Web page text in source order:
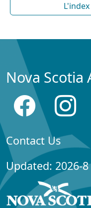
Nova Scotia
Contact Us
Updated: 2026-8